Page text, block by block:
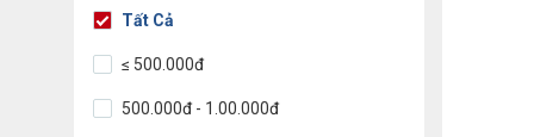
Tất Cả
≤ 500.000đ
500.000đ - 1.00.000đ